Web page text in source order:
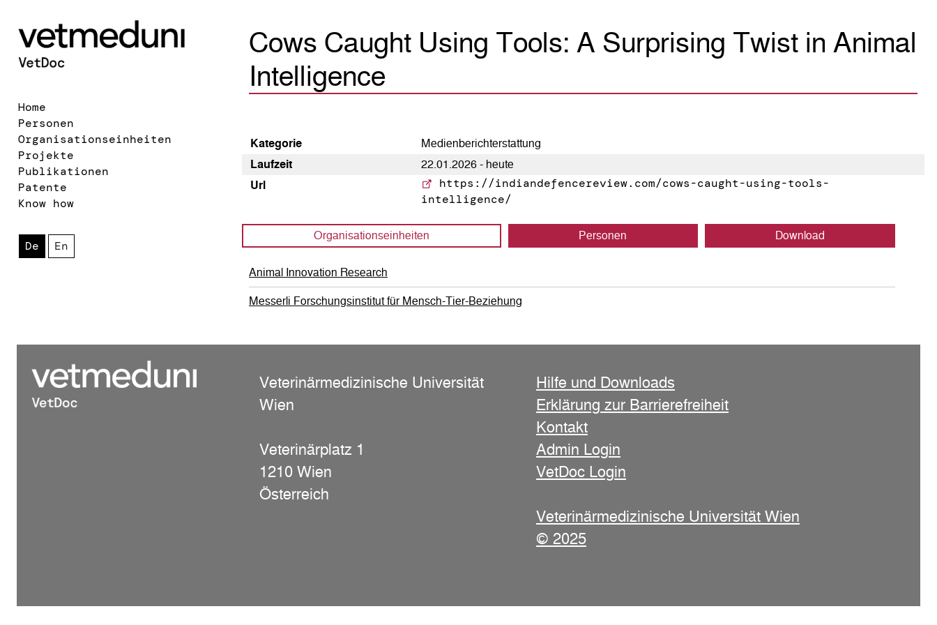
Home
Personen
Organisationseinheiten
Projekte
Publikationen
Patente
Know how
De En
Cows Caught Using Tools: A Surprising Twist in Animal
Intelligence
Kategorie
Medienberichterstattung
Laufzeit
22.01.2026 - heute
Url
https://indiandefencereview.com/cows-caught-using-tools-
intelligence/
Organisations­einheiten Personen Download
Animal Innovation Research
Messerli Forschungsinstitut für Mensch-Tier-Beziehung
Veterinärmedizinische Universität
Wien
Veterinärplatz 1
1210 Wien
Österreich
Hilfe und Downloads
Erklärung zur Barrierefreiheit
Kontakt
Admin Login
VetDoc Login
Veterinärmedizinische Universität Wien
© 2025